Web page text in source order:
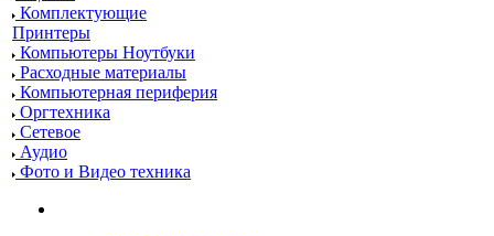
Комплектующие
Принтеры
Компьютеры Ноутбуки
Расходные материалы
Компьютерная периферия
Оргтехника
Сетевое
Аудио
Фото и Видео техника